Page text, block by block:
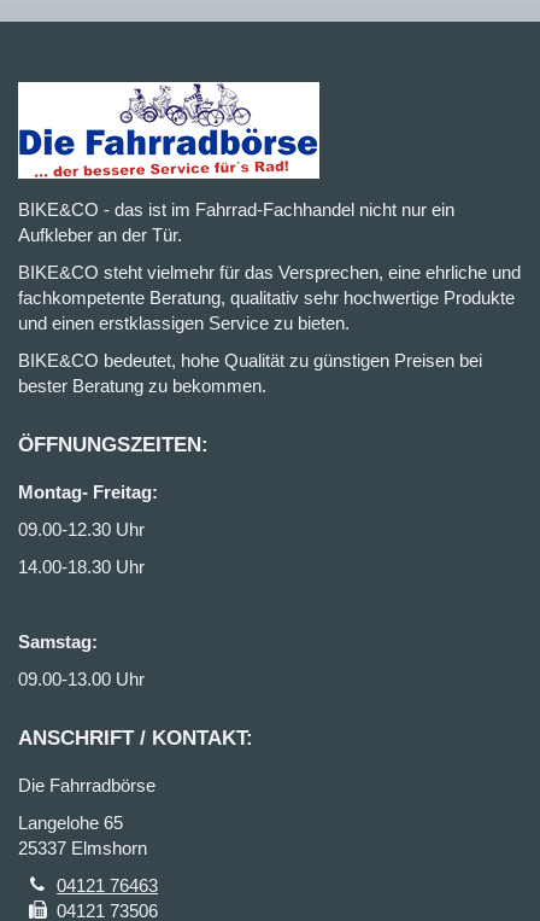
BIKE&CO - das ist im Fahrrad-Fachhandel nicht nur ein
Aufkleber an der Tür.
BIKE&CO steht vielmehr für das Versprechen, eine ehrliche und
fachkompetente Beratung, qualitativ sehr hochwertige Produkte
und einen erstklassigen Service zu bieten.
BIKE&CO bedeutet, hohe Qualität zu günstigen Preisen bei
bester Beratung zu bekommen.
ÖFFNUNGSZEITEN:
Montag- Freitag:
09.00-12.30 Uhr
14.00-18.30 Uhr
Samstag:
09.00-13.00 Uhr
ANSCHRIFT / KONTAKT:
Die Fahrradbörse
Langelohe 65
25337 Elmshorn
04121 76463
04121 73506